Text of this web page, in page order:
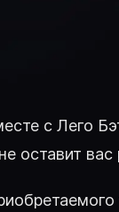
с Лего
оставит